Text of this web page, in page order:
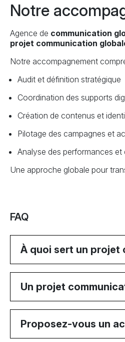
Notre
Agence de communication
projet communication
Notre accompagnement
Audit et définition stratégique
Coordination des supports
Création de contenus et
Pilotage des campagnes et
Analyse des performances
Une approche globale pour
FAQ
À quoi sert un projet
Un projet
Proposez-vous un